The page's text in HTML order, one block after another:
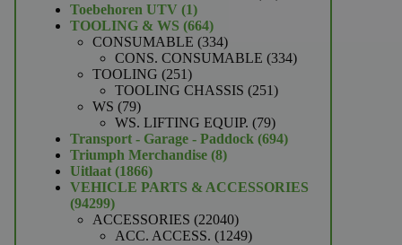
Toebehoren UTV 11
product
TOOLING & WS 664664
producten
CONSUMABLE 334334
producten
CONS. CONSUMABLE 334334
TOOLING 251251
producten
TOOLING CHASSIS 251251
WS 7979
producten
WS. LIFTING EQUIP. 7979
producten
Transport - Garage - Paddock 694694
Triumph Merchandise 88
Uitlaat 18661866
producten
VEHICLE PARTS & ACCESSORIES
9429994299
producten
ACCESSORIES 2204022040
producten
ACC. ACCESS. 12491249